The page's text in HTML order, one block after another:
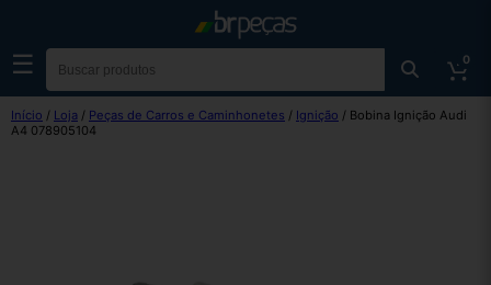
☰ 0
Início / Loja / Peças de Carros e Caminhonetes / Ignição / Bobina Ignição Audi
A4 078905104